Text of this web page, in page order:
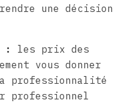
une décision
:
les prix des
vous donner
professionnalité
professionnel